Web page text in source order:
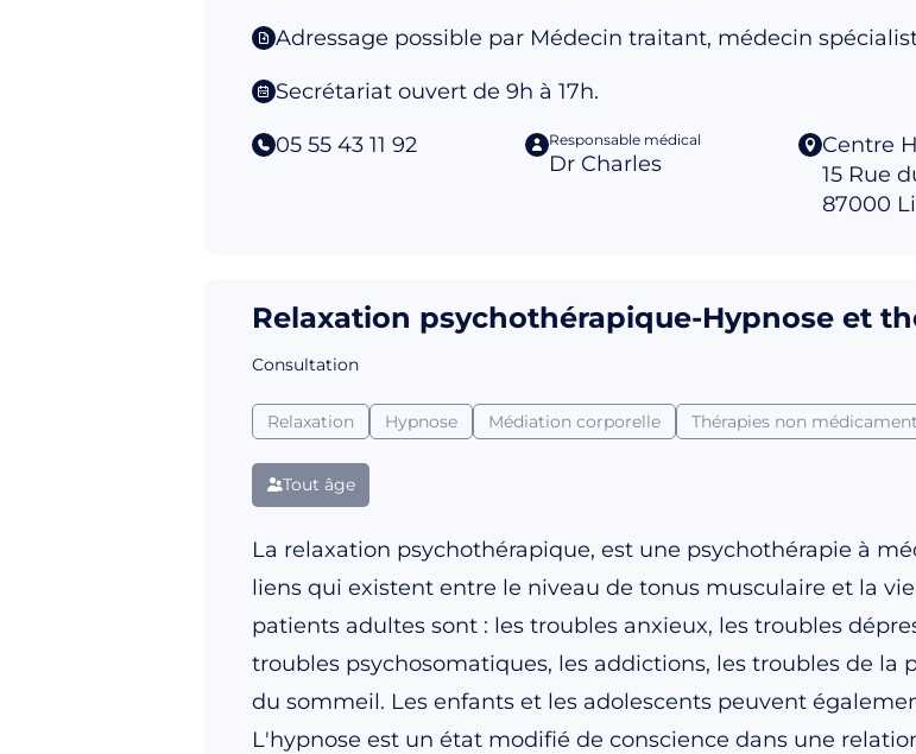
Adressage possible par Médecin traitant, médecin
Secrétariat ouvert de 9h à 17h.
05 55 43 11 92 Responsable médical
Dr Charles
Centre
15 Rue
87000
Relaxation psychothérapique-Hypnose et
Consultation
Relaxation Hypnose Médiation corporelle Thérapies non
Tout âge
La relaxation psychothérapique, est une psychothérapie à
liens qui existent entre le niveau de tonus musculaire et la
patients adultes sont : les troubles anxieux, les troubles
troubles psychosomatiques, les addictions, les troubles de la
du sommeil. Les enfants et les adolescents peuvent
L'hypnose est un état modifié de conscience dans une